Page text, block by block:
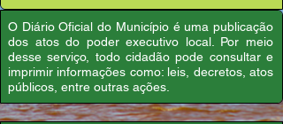
O Diário Oficial do Município é uma publicação
dos atos do poder executivo local. Por meio
desse serviço, todo cidadão pode consultar e
imprimir informações como: leis, decretos, atos
públicos, entre outras ações.